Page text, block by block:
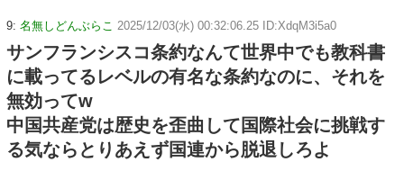
9: 名無しどんぶらこ 2025/12/03(水) 00:32:06.25 ID:XdqM3i5a0
サンフランシスコ条約なんて世界中でも教科書
に載ってるレベルの有名な条約なのに、それを
無効ってw
中国共産党は歴史を歪曲して国際社会に挑戦す
る気ならとりあえず国連から脱退しろよ